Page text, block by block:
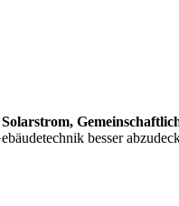
besser